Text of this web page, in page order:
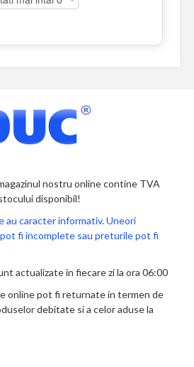
nostru online contine TVA
disponibil!
au caracter informativ. Uneori
fi incomplete sau preturile pot fi
actualizate in fiecare zi la ora 06:00
online pot fi returnate in termen de
debitate si a celor aduse la